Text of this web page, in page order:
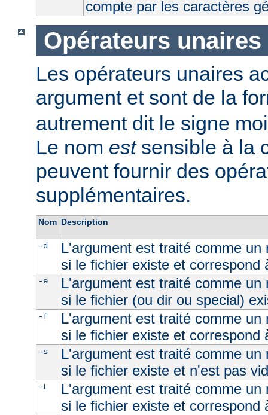
compte par les caractères
Opérateurs unaires
Les opérateurs unaires
argument et sont de la
autrement dit le signe
Le nom estsensible à la
peuvent fournir des
supplémentaires.
Nom Description
-d
L'argument est traité comme un
si le fichier existe et correspond
-e
L'argument est traité comme un
si le fichier (ou dir ou special)
-f
L'argument est traité comme un
si le fichier existe et correspond
-s
L'argument est traité comme un
si le fichier existe et n'est pas
-L
L'argument est traité comme un
si le fichier existe et correspond